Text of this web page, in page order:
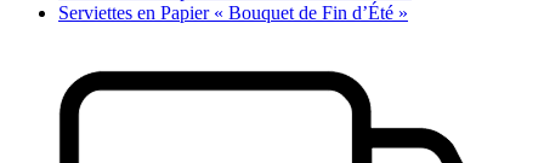
Serviettes en Papier « Bouquet de Fin d’Été »